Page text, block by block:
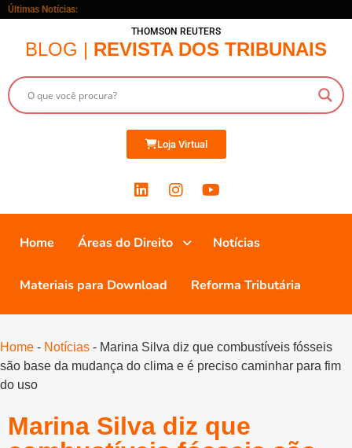
Últimas Notícias:
THOMSON REUTERS
BLOG | REVISTA DOS TRIBUNAIS
Loja Virtual
Home Áreas do Direito Notícias
Materiais para Download Reforma Tributária
Home - Notícias - Marina Silva diz que combustíveis fósseis
são base da mudança do clima e é preciso caminhar para fim
do uso
Marina Silva diz que